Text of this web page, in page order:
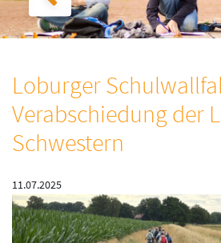
Loburger
Verabschiedung der
Schwestern
11.07.2025